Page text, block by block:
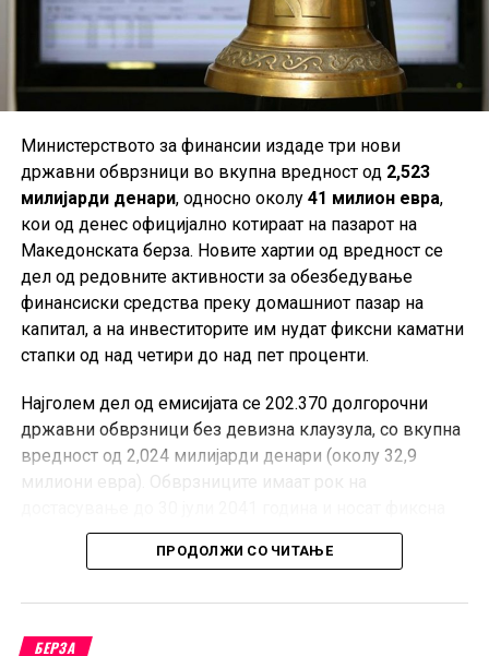
Министерството за финансии издаде три нови
државни обврзници во вкупна вредност од 2,523
милијарди денари, односно околу 41 милион евра,
кои од денес официјално котираат на пазарот на
Македонската берза. Новите хартии од вредност се
дел од редовните активности за обезбедување
финансиски средства преку домашниот пазар на
капитал, а на инвеститорите им нудат фиксни каматни
стапки од над четири до над пет проценти.
Најголем дел од емисијата се 202.370 долгорочни
државни обврзници без девизна клаузула, со вкупна
вредност од 2,024 милијарди денари (околу 32,9
милиони евра). Обврзниците имаат рок на
годишна каматна стапка од 5,20 проценти.
тргување и со 37.676 државни обврзници со девизна
клаузула, во вкупна вредност од 376,8 милиони
ПРОДОЛЖИ СО ЧИТАЊЕ
БЕРЗА